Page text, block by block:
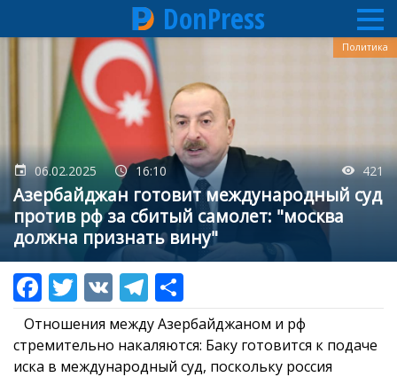
основному
содержанию
DonPress
06.02.2025 16:10 421
Азербайджан готовит международный суд
против рф за сбитый самолет: "москва
должна признать вину"
Политика
Отношения между Азербайджаном и рф
стремительно накаляются: Баку готовится к подаче
иска в международный суд, поскольку россия